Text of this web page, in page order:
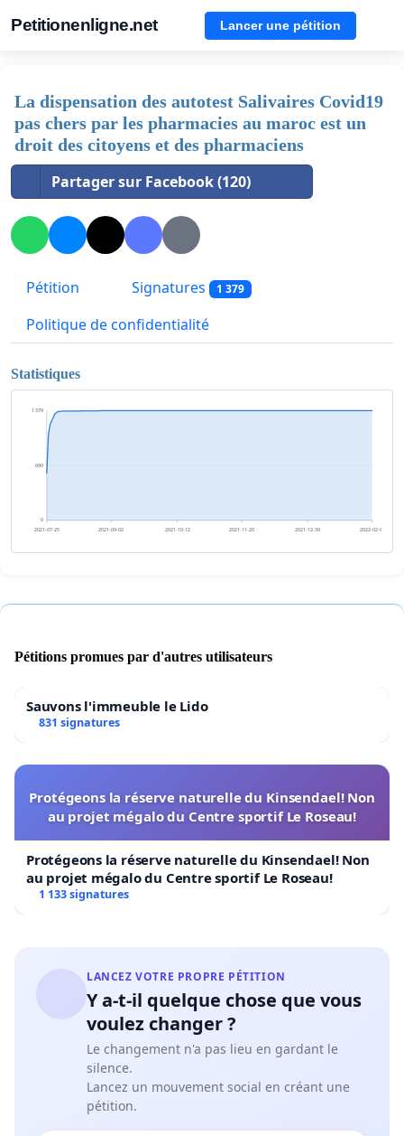
Petitionenligne.net Lancer une pétition
La dispensation des autotest Salivaires Covid19
pas chers par les pharmacies au maroc est un
droit des citoyens et des pharmaciens
Partager sur Facebook (120)
Pétition Signatures 1 379
Politique de confidentialité
Statistiques
0
690
1 379
2021-07-25 2021-09-02 2021-10-12 2021-11-20 2021-12-30 2022-02-07
Pétitions promues par d'autres utilisateurs
Sauvons l'immeuble le Lido
831 signatures
Protégeons la réserve naturelle du Kinsendael! Non
au projet mégalo du Centre sportif Le Roseau!
Protégeons la réserve naturelle du Kinsendael! Non
au projet mégalo du Centre sportif Le Roseau!
1 133 signatures
LANCEZ VOTRE PROPRE PÉTITION
Y a-t-il quelque chose que vous
voulez changer ?
Le changement n'a pas lieu en gardant le
silence.
Lancez un mouvement social en créant une
pétition.